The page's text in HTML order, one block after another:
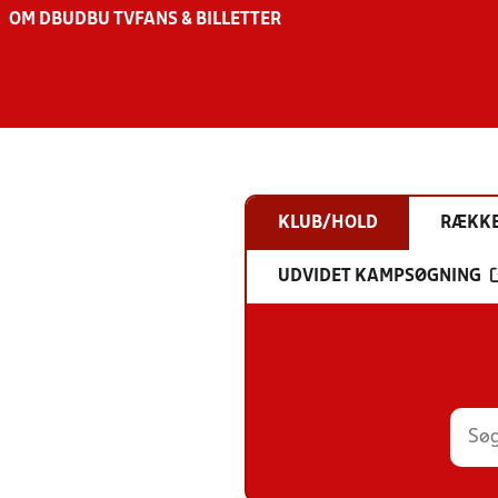
OM DBU DBU TV FANS & BILLETTER
KLUB/HOLD
UDVIDET KAMPSØGNING